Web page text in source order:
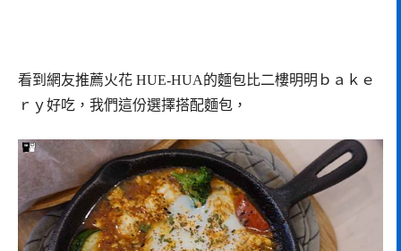
看到網友推薦火花 HUE-HUA的麵包比二樓明明ｂａｋｅ
ｒｙ好吃，我們這份選擇搭配麵包，